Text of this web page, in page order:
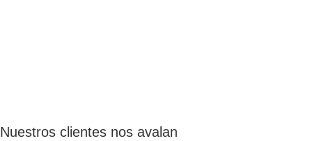
Nuestros clientes nos avalan